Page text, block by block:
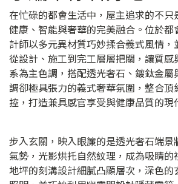
在忙碌的都會生活中，屋主追求的不只
健康、智能與奢華的完美融合。位於都
計師以多元異材質巧妙揉合義式風情，
從設計、施工到完工層層把關，讓質
系為主色調，搭配透光奢石、鍍鈦金
調卻極具張力的義式奢華氛圍，整合
控，打造兼具感官享受與健康品質的現
步入玄關，映入眼簾的是透光奢石端景
氣勢，光影烘托自然紋理，成為吸睛
地坪的刻溝設計細膩凸顯層次，深色的